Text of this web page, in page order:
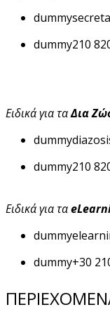
dummy
dummy210
Ειδικά για ταΔια
dummy
dummy210
Ειδικά για τα
dummy
dummy+30